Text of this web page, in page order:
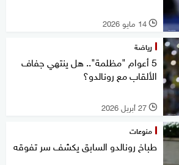
l 14 مايو 2026
رياضة
5 أعوام "مظلمة".. هل ينتهي جفاف
الألقاب مع رونالدو؟
l 27 أبريل 2026
منوعات
طباخ رونالدو السابق يكشف سر تفوقه